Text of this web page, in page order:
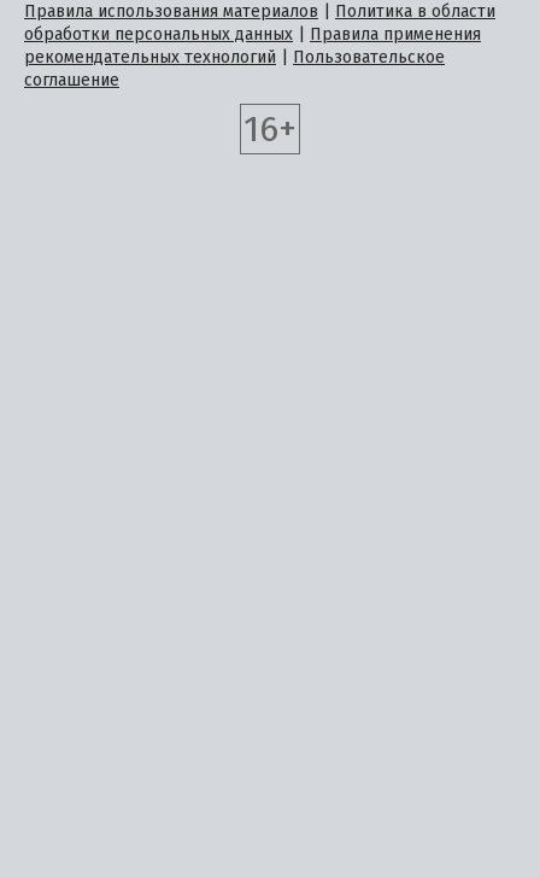
Правила использования материалов
Политика в области
обработки персональных данных
Правила применения
рекомендательных технологий
Пользовательское
соглашение
16+